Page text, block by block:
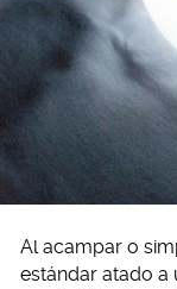
Al acampar o
estándar atado a